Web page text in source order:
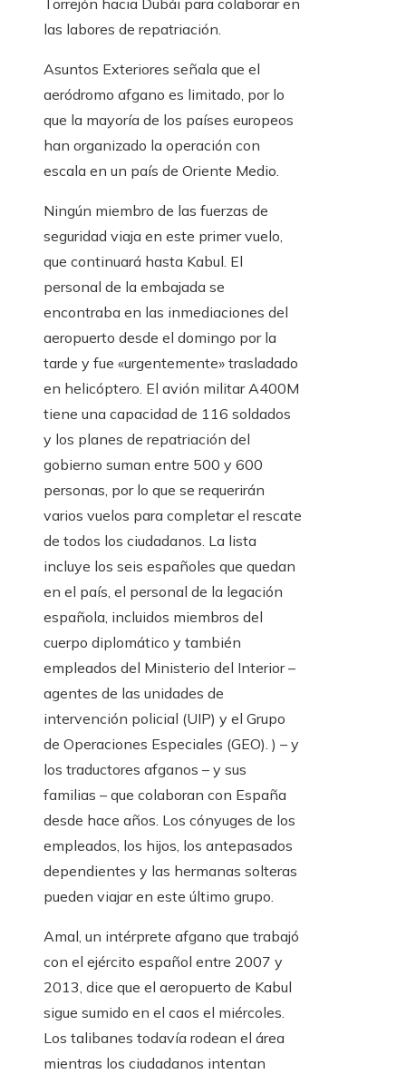
Torrejón hacia Dubái para colaborar en
las labores de repatriación.
Asuntos Exteriores señala que el
aeródromo afgano es limitado, por lo
que la mayoría de los países europeos
han organizado la operación con
escala en un país de Oriente Medio.
Ningún miembro de las fuerzas de
seguridad viaja en este primer vuelo,
que continuará hasta Kabul. El
personal de la embajada se
encontraba en las inmediaciones del
aeropuerto desde el domingo por la
tarde y fue «urgentemente» trasladado
en helicóptero. El avión militar A400M
tiene una capacidad de 116 soldados
y los planes de repatriación del
gobierno suman entre 500 y 600
personas, por lo que se requerirán
varios vuelos para completar el rescate
de todos los ciudadanos. La lista
incluye los seis españoles que quedan
en el país, el personal de la legación
española, incluidos miembros del
cuerpo diplomático y también
empleados del Ministerio del Interior –
agentes de las unidades de
intervención policial (UIP) y el Grupo
de Operaciones Especiales (GEO). ) – y
los traductores afganos – y sus
familias – que colaboran con España
desde hace años. Los cónyuges de los
empleados, los hijos, los antepasados ​​
dependientes y las hermanas solteras
pueden viajar en este último grupo.
Amal, un intérprete afgano que trabajó
con el ejército español entre 2007 y
2013, dice que el aeropuerto de Kabul
sigue sumido en el caos el miércoles.
Los talibanes todavía rodean el área
mientras los ciudadanos intentan